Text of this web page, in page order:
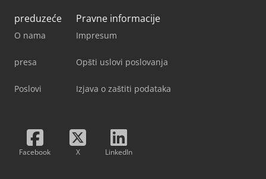
preduzeće
O nama
presa
Poslovi
Pravne informacije
Impresum
Opšti uslovi poslovanja
Izjava o zaštiti podataka
Facebook X LinkedIn